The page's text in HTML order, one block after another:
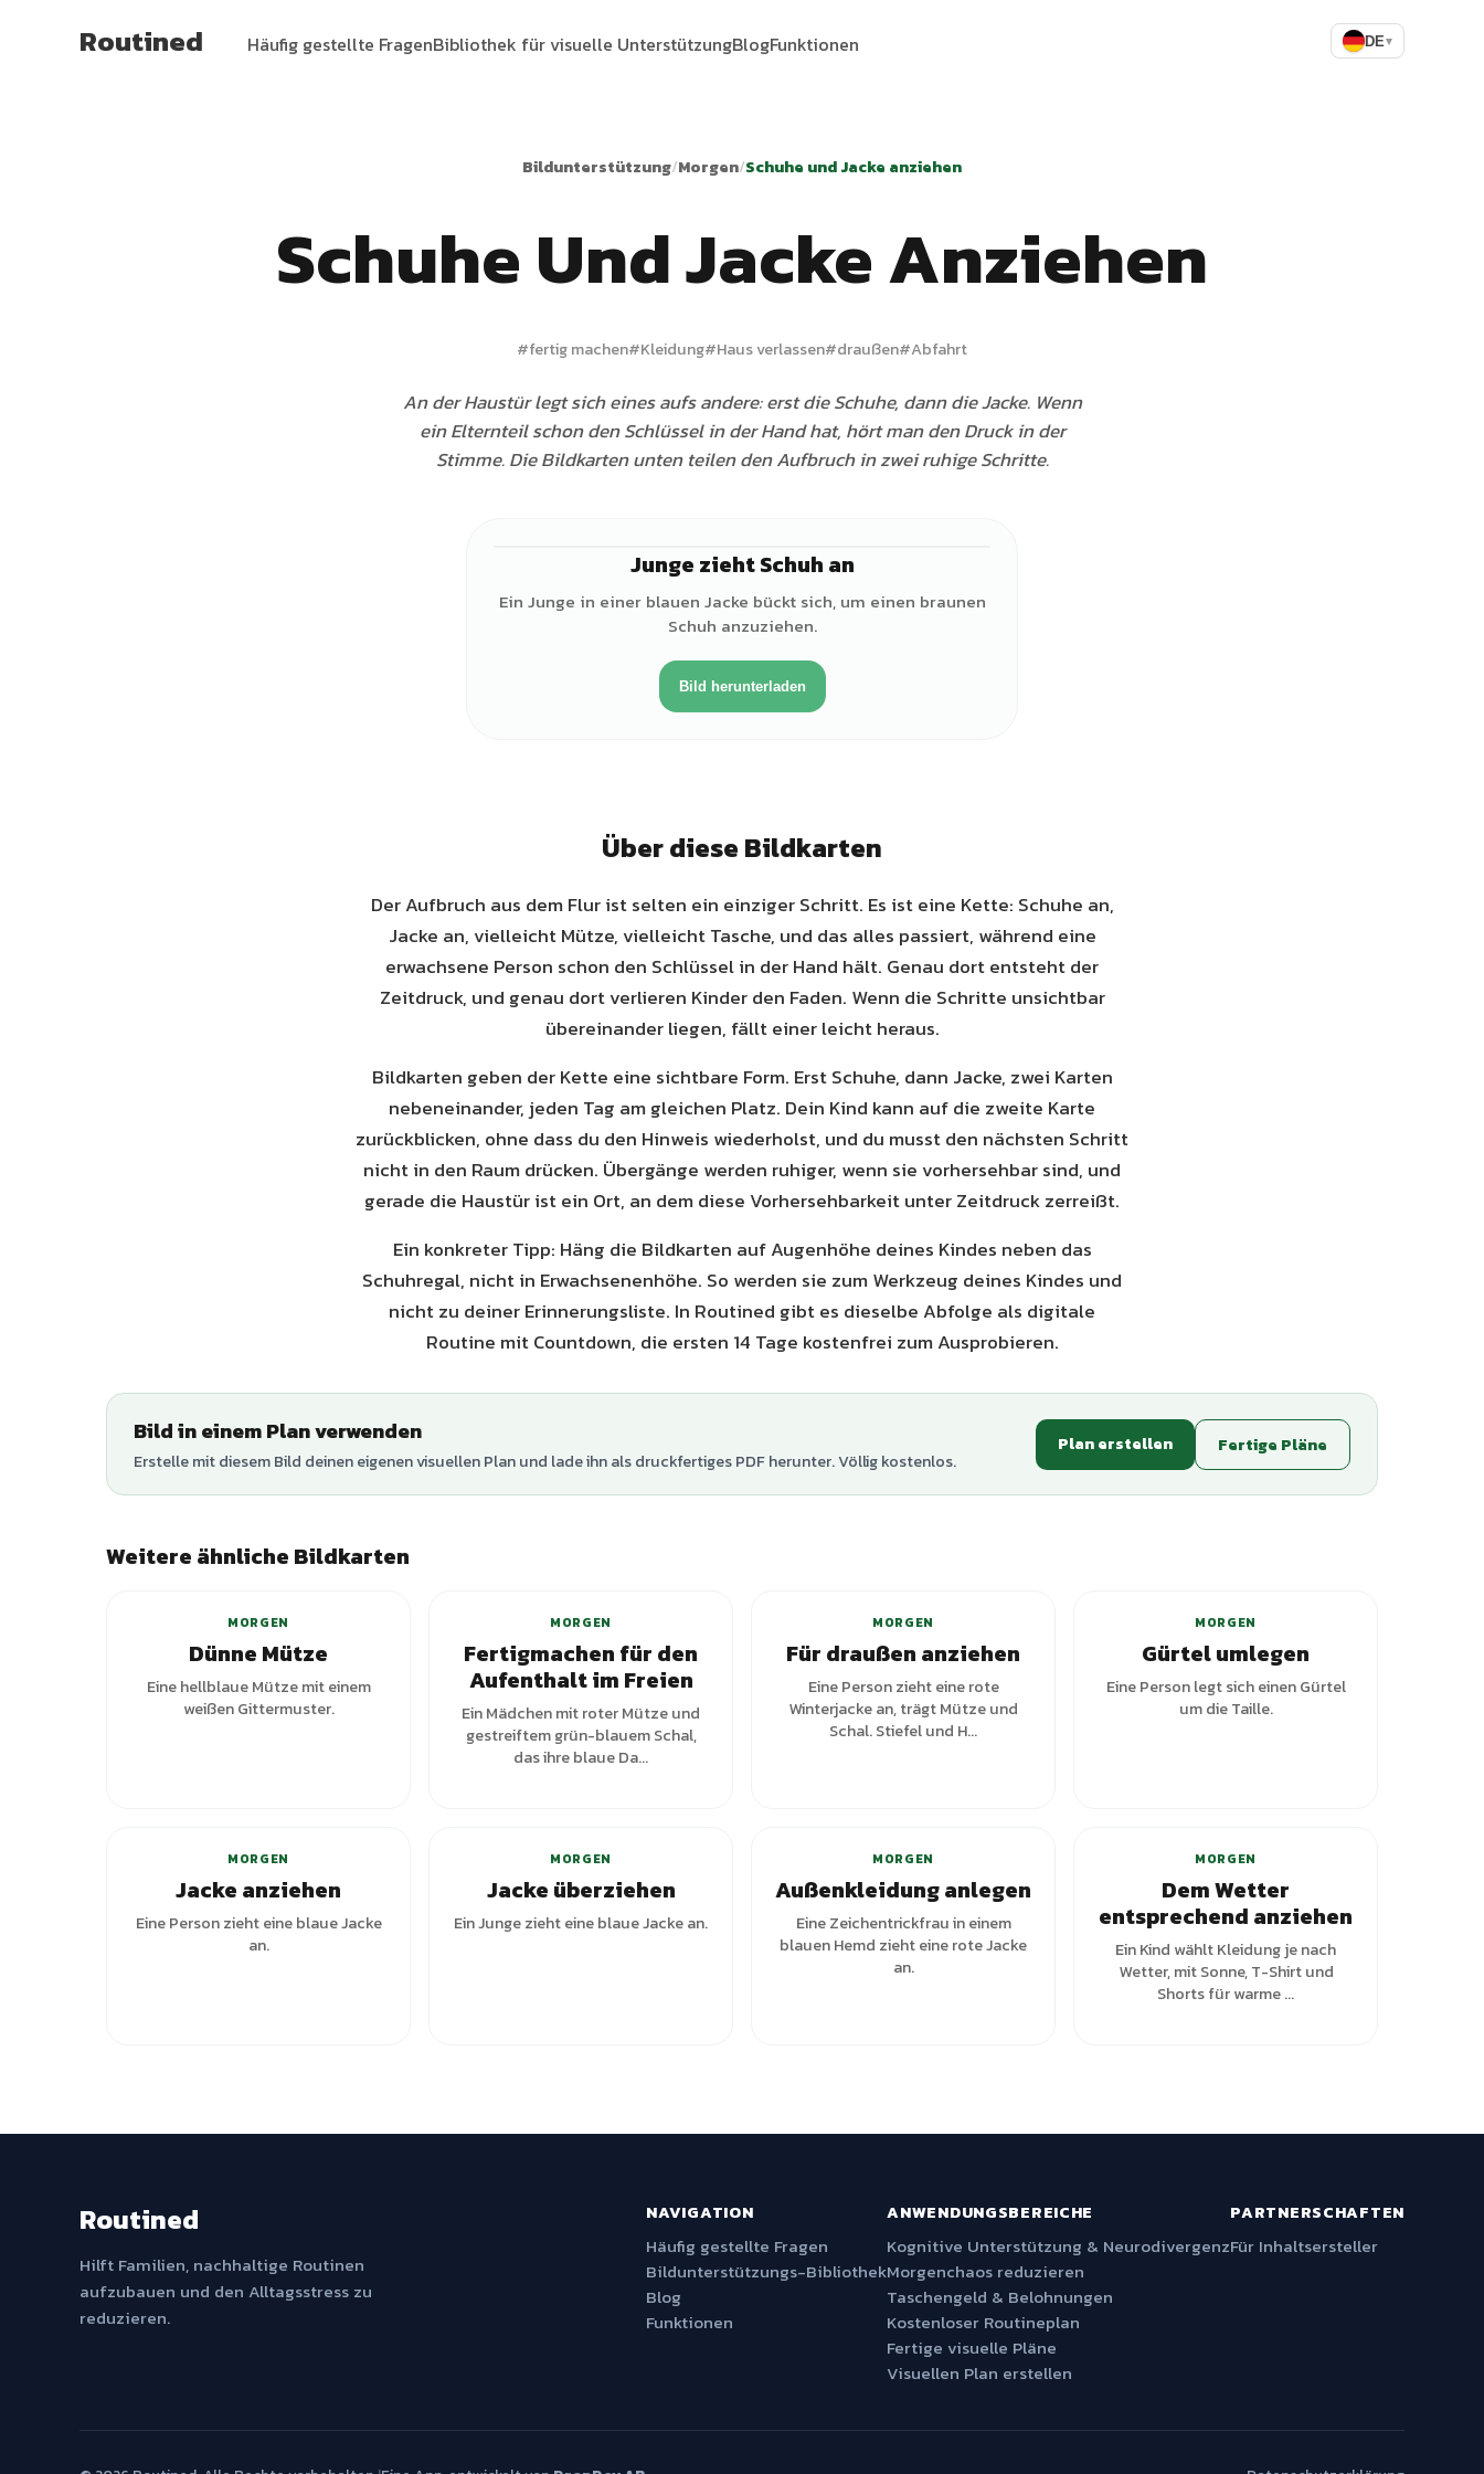
Routined Häufig gestellte FragenBibliothek für visuelle UnterstützungBlogFunktionen DE▾
Bildunterstützung/Morgen/Schuhe und Jacke anziehen
Schuhe Und Jacke Anziehen
#fertig machen#Kleidung#Haus verlassen#draußen#Abfahrt
An der Haustür legt sich eines aufs andere: erst die Schuhe, dann die Jacke. Wenn
ein Elternteil schon den Schlüssel in der Hand hat, hört man den Druck in der
Stimme. Die Bildkarten unten teilen den Aufbruch in zwei ruhige Schritte.
Junge zieht Schuh an
Ein Junge in einer blauen Jacke bückt sich, um einen braunen
Schuh anzuziehen.
Bild herunterladen
Über diese Bildkarten
Der Aufbruch aus dem Flur ist selten ein einziger Schritt. Es ist eine Kette: Schuhe an,
Jacke an, vielleicht Mütze, vielleicht Tasche, und das alles passiert, während eine
erwachsene Person schon den Schlüssel in der Hand hält. Genau dort entsteht der
Zeitdruck, und genau dort verlieren Kinder den Faden. Wenn die Schritte unsichtbar
übereinander liegen, fällt einer leicht heraus.
Bildkarten geben der Kette eine sichtbare Form. Erst Schuhe, dann Jacke, zwei Karten
nebeneinander, jeden Tag am gleichen Platz. Dein Kind kann auf die zweite Karte
zurückblicken, ohne dass du den Hinweis wiederholst, und du musst den nächsten Schritt
nicht in den Raum drücken. Übergänge werden ruhiger, wenn sie vorhersehbar sind, und
gerade die Haustür ist ein Ort, an dem diese Vorhersehbarkeit unter Zeitdruck zerreißt.
Ein konkreter Tipp: Häng die Bildkarten auf Augenhöhe deines Kindes neben das
Schuhregal, nicht in Erwachsenenhöhe. So werden sie zum Werkzeug deines Kindes und
nicht zu deiner Erinnerungsliste. In Routined gibt es dieselbe Abfolge als digitale
Routine mit Countdown, die ersten 14 Tage kostenfrei zum Ausprobieren.
Bild in einem Plan verwenden
Erstelle mit diesem Bild deinen eigenen visuellen Plan und lade ihn als druckfertiges PDF herunter. Völlig kostenlos.
Plan erstellen Fertige Pläne
Weitere ähnliche Bildkarten
MORGEN
Dünne Mütze
Eine hellblaue Mütze mit einem
weißen Gittermuster.
MORGEN
Fertigmachen für den
Aufenthalt im Freien
Ein Mädchen mit roter Mütze und
gestreiftem grün-blauem Schal,
das ihre blaue Da...
MORGEN
Für draußen anziehen
Eine Person zieht eine rote
Winterjacke an, trägt Mütze und
Schal. Stiefel und H...
MORGEN
Gürtel umlegen
Eine Person legt sich einen Gürtel
um die Taille.
MORGEN
Jacke anziehen
Eine Person zieht eine blaue Jacke
an.
MORGEN
Jacke überziehen
Ein Junge zieht eine blaue Jacke an.
MORGEN
Außenkleidung anlegen
Eine Zeichentrickfrau in einem
blauen Hemd zieht eine rote Jacke
an.
MORGEN
Dem Wetter
entsprechend anziehen
Ein Kind wählt Kleidung je nach
Wetter, mit Sonne, T-Shirt und
Shorts für warme ...
Routined
Hilft Familien, nachhaltige Routinen
aufzubauen und den Alltagsstress zu
reduzieren.
NAVIGATION
Häufig gestellte Fragen
Bildunterstützungs-Bibliothek
Blog
Funktionen
ANWENDUNGSBEREICHE
Kognitive Unterstützung & Neurodivergenz
Morgenchaos reduzieren
Taschengeld & Belohnungen
Kostenloser Routineplan
Fertige visuelle Pläne
Visuellen Plan erstellen
PARTNERSCHAFTEN
Für Inhaltsersteller